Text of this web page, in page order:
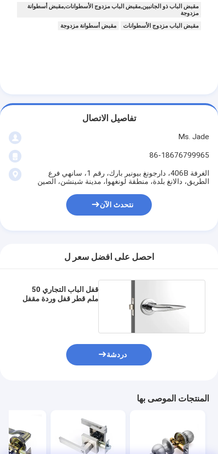
المنزل
اتصل بنا
قفل باب نقر
أجهزة المقبض على الأبواب
مقبض الباب ذو الجانبين,مقبض الباب مزدوج الأسطوانات,مقبض أسطوانة
مزدوجة
مقبض الباب مزدوج الأسطوانات
مقبض أسطوانة مزدوجة
تفاصيل الاتصال
Ms. Jade
86-18676799965
الغرفة 406B، دارجونغ بيونير بارك، رقم 1، سانهي فرع
الطريق، دالانغ بلدة، منطقة لونغهوا، مدينة شينشن، الصين
نتحدث الآن
احصل على افضل سعر ل
قفل الباب التجاري 50
ملم قطر قفل وردة مقفل
دردشة
المنتجات الموصى بها